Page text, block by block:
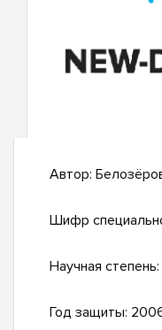
Автор:
Шифр
Научная степень:
Год защиты: